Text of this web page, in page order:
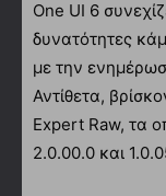
One UI 6
δυνατότητες
με την
Αντίθετα,
Expert Raw, τα
2.0.00.0 και